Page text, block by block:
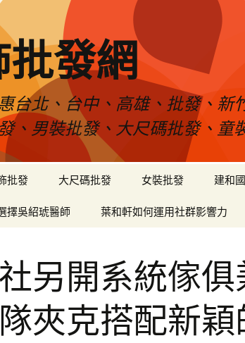
發網
台北、台中、高雄、批發、新
、男裝批發、大尺碼批發、童
批發 大尺碼批發 女裝批發 建和
擇吳紹琥醫師 葉和軒如何運用社群影響力
另開系統傢俱
夾克搭配新穎